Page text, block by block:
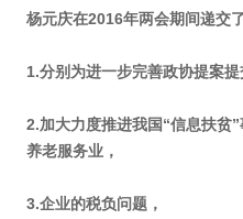
杨元庆在2016年两会期间递交
1.分别为进一步完善政协提案
2.加大力度推进我国“信息扶贫
养老服务业，
3.企业的税负问题，